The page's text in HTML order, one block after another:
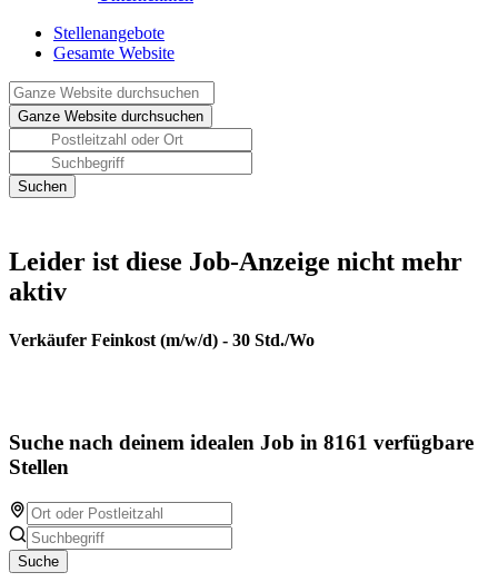
Stellenangebote
Gesamte Website
Leider ist diese Job-Anzeige nicht mehr
aktiv
Verkäufer Feinkost (m/w/d) - 30 Std./Wo
Suche nach deinem idealen Job in 8161 verfügbare
Stellen
Suche